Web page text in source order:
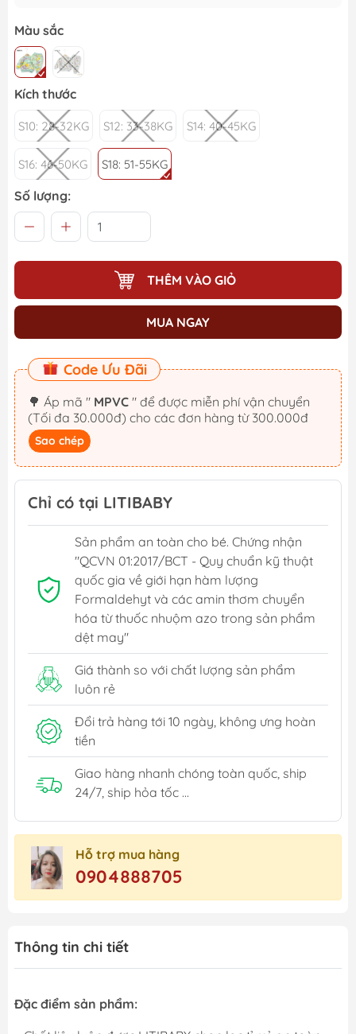
Màu sắc
Kích thước
S10: 28-32KG S12: 33-38KG S14: 40-45KG
S16: 46-50KG S18: 51-55KG
Số lượng:
THÊM VÀO GIỎ
MUA NGAY
Code Ưu Đãi
🌳 Áp mã " MPVC " để được miễn phí vận chuyển
(Tối đa 30.000đ) cho các đơn hàng từ 300.000đ
Sao chép
Chỉ có tại LITIBABY
Sản phẩm an toàn cho bé. Chứng nhận
"QCVN 01:2017/BCT - Quy chuẩn kỹ thuật
quốc gia về giới hạn hàm lượng
Formaldehyt và các amin thơm chuyển
hóa từ thuốc nhuộm azo trong sản phẩm
dệt may"
Giá thành so với chất lượng sản phẩm
luôn rẻ
Đổi trả hàng tới 10 ngày, không ưng hoàn
tiền
Giao hàng nhanh chóng toàn quốc, ship
24/7, ship hỏa tốc ...
Hỗ trợ mua hàng
0904888705
Thông tin chi tiết
Đặc điểm sản phẩm: